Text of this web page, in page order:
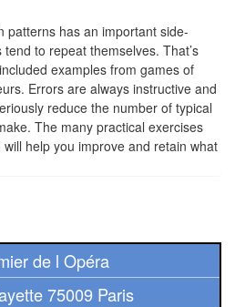
patterns has an important side-
to repeat themselves. That’s
examples from games of
Errors are always instructive and
reduce the number of typical
The many practical exercises
help you improve and retain what
de l Opéra
75009 Paris